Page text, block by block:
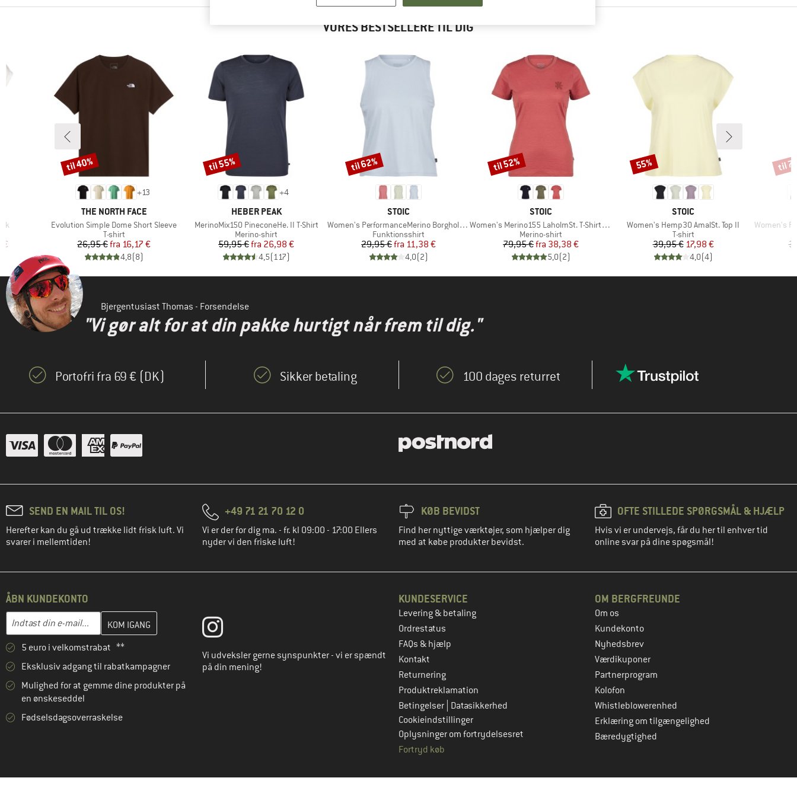
VORES BESTSELLERE TIL DIG
€
+13
MÆRKE
THE NORTH FACE
Artikel
Evolution Simple Dome Short Sleeve
Produktgruppe
T-shirt
Pris
26,95 € Nedsat pris
fra 16,17 €
4,8(8)
Rabat
til 40%
+4
MÆRKE
HEBER PEAK
Artikel
MerinoMix150 PineconeHe. II T-Shirt
Produktgruppe
Merino-shirt
Pris
59,95 € Nedsat pris
fra 26,98 €
4,5(117)
Rabat
til 55%
MÆRKE
STOIC
Artikel
Women's PerformanceMerino BorgholmSt. Tank
Produktgruppe
Funktionsshirt
Pris
29,95 € Nedsat pris
fra 11,38 €
4,0(2)
Rabat
til 62%
MÆRKE
STOIC
Artikel
Women's Merino155 LaholmSt. T-Shirt Daisy Flower
Produktgruppe
Merino-shirt
Pris
79,95 € Nedsat pris
fra 38,38 €
5,0(2)
Rabat
til 52%
MÆRKE
STOIC
Artikel
Women's Hemp30 AmalSt. Top II
Produktgruppe
T-shirt
Pris
39,95 €Nedsat pris
17,98 €
4,0(4)
Rabat
55%
Artikel
Women's
Rabat
til
Bjergentusiast Thomas - Forsendelse
"Vi gør alt for at din pakke hurtigt når frem til dig."
Portofri fra 69 € (DK) Sikker betaling 100 dages returret
SEND EN MAIL TIL OS!
Herefter kan du gå ud trække lidt frisk luft. Vi
svarer i mellemtiden!
+49 71 21 70 12 0
Vi er der for dig ma. - fr. kl 09:00 - 17:00 Ellers
nyder vi den friske luft!
KØB BEVIDST
Find her nyttige værktøjer, som hjælper dig
med at købe produkter bevidst.
OFTE STILLEDE SPØRGSMÅL & HJÆLP
Hvis vi er undervejs, får du her til enhver tid
online svar på dine spøgsmål!
ÅBN KUNDEKONTO
E-mail-adresse
Indtast din e-mailadresse her, og opret i næste trin din kundekonto
5 euro i velkomstrabat **
Eksklusiv adgang til rabatkampagner
Mulighed for at gemme dine produkter på
en ønskeseddel
Fødselsdagsoverraskelse
Vi udveksler gerne synspunkter - vi er spændt
på din mening!
KUNDESERVICE
Levering & betaling
Ordrestatus
FAQs & hjælp
Kontakt
Returnering
Produktreklamation
Betingelser Datasikkerhed
Cookieindstillinger
Oplysninger om fortrydelsesret
Fortryd køb
OM BERGFREUNDE
Om os
Kundekonto
Nyhedsbrev
Værdikuponer
Partnerprogram
Kolofon
Whistleblowerenhed
Erklæring om tilgængelighed
Bæredygtighed